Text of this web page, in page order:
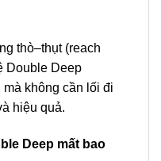
thò–thụt (reach
Double Deep
không cần lối đi
hiệu quả.
Deep mất bao